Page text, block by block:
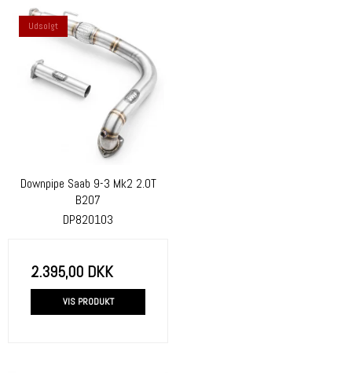
Udsolgt
Downpipe Saab 9-3 Mk2 2.0T
B207
DP820103
2.395,00 DKK
VIS PRODUKT